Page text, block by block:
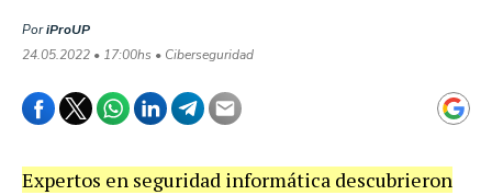
PoriProUP
24.05.2022 • 17:00hs • Ciberseguridad
Expertos en seguridad informática descubrieron